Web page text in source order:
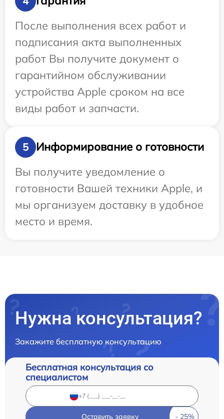
После выполнения всех работ и
подписания акта выполненных
работ Вы получите документ о
гарантийном обслуживании
устройства Apple сроком на все
виды работ и запчасти.
5
Информирование о готовности
Вы получите уведомление о
готовности Вашей техники Apple, и
мы организуем доставку в удобное
место и время.
Нужна консультация?
Закажите бесплатную консультацию
Бесплатная консультация со
специалистом
Оставить заявку